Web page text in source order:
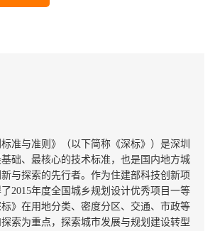
标准与准则》（以下简称《深标》）是深圳
础、最核心的技术标准，也是国内地方城
与探索的先行者。作为住建部科技创新项
2015年度全国城乡规划设计优秀项目一等
》在用地分类、密度分区、交通、市政等
索为重点，探索城市发展与规划建设转型